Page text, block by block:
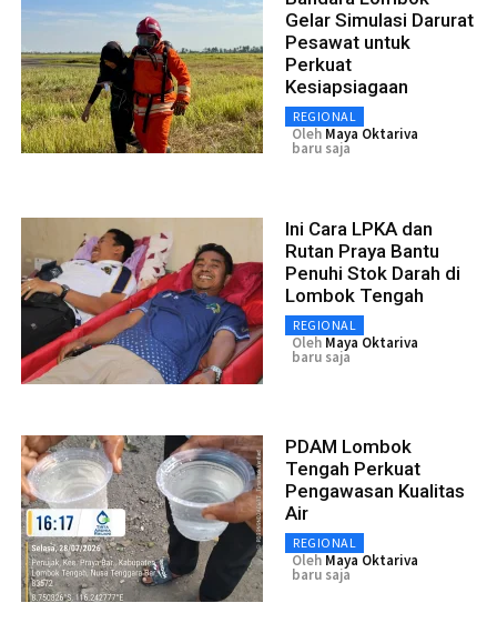
Gelar Simulasi Darurat
Pesawat untuk
Perkuat
Kesiapsiagaan
REGIONAL
Oleh Maya Oktariva
baru saja
Ini Cara LPKA dan
Rutan Praya Bantu
Penuhi Stok Darah di
Lombok Tengah
REGIONAL
Oleh Maya Oktariva
baru saja
PDAM Lombok
Tengah Perkuat
Pengawasan Kualitas
Air
REGIONAL
Oleh Maya Oktariva
baru saja